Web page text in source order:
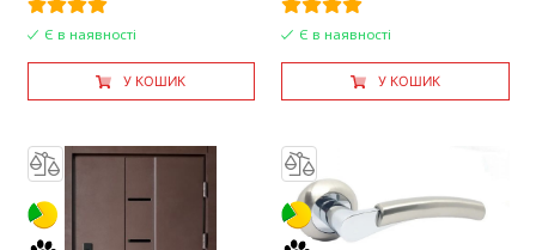
Є в наявності
У КОШИК
Є в наявності
У КОШИК